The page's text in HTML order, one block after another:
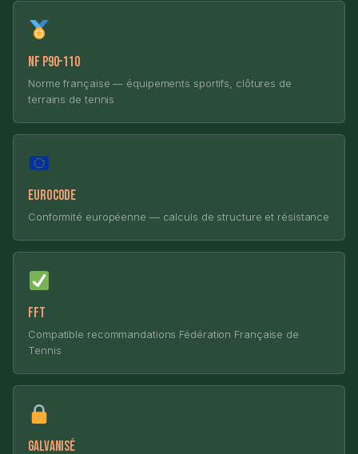
NF P90-110
Norme française — équipements sportifs, clôtures de
terrains de tennis
Eurocode
Conformité européenne — calculs de structure et résistance
FFT
Compatible recommandations Fédération Française de
Tennis
Galvanisé